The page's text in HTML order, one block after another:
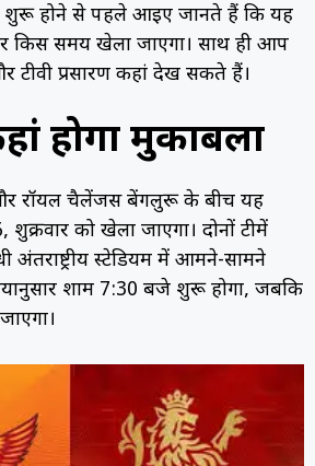
शुरू होने से पहले आइए जानते हैं कि यह
किस समय खेला जाएगा। साथ ही आप
टीवी प्रसारण कहां देख सकते हैं।
होगा मुकाबला
रॉयल चैलेंजर्स बेंगलुरू के बीच यह
को खेला जाएगा। दोनों टीमें
अंतर्राष्ट्रीय स्टेडियम में आमने-सामने
शाम 7:30 बजे शुरू होगा, जबकि